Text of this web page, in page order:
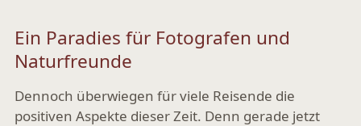
Ein Paradies für Fotografen und
Naturfreunde
Dennoch überwiegen für viele Reisende die
positiven Aspekte dieser Zeit. Denn gerade jetzt